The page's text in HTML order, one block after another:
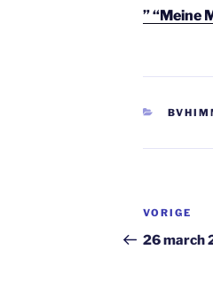
” “Meine
Vorig
bericht
VORIGE
26 march